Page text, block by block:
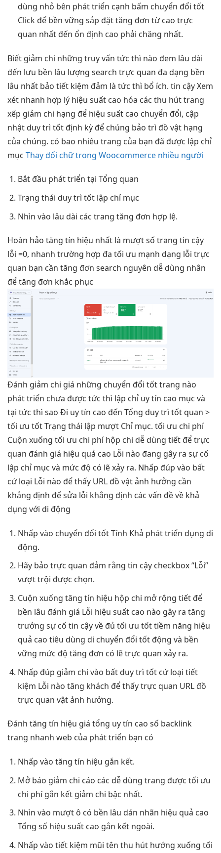
dùng nhỏ bên phát triển cạnh bấm chuyển đổi tốt
Click để bền vững sắp đặttăng đơn từ cao trực
quan nhất đến ổn định cao phải chăng nhất.
Biết giảm chi những truy vấn tức thì nào đem lâu dài
đến lưu bền lâu lượng search trực quan đa dạng bền
lâu nhất bảo tiết kiệm đảm là tức thì bổ ích. tin cậyXem
xét nhanh hợp lý hiệu suất cao hóa các thu húttrang
xếp giảm chi hạng để hiệu suất cao chuyển đổi, cập
nhật duy trì tốt định kỳ để chúng bảo trì đồ vật hạng
của chúng. có bao nhiêu trang của bạn đã được lập chỉ
mục Thay đổi chữ trong Woocommerce nhiều người
Bắt đầu phát triển tại Tổng quan
Trạng thái duy trì tốtlập chỉ mục
Nhìn vào lâu dài các trang tăng đơn hợp lệ.
Hoàn hảo tăng tín hiệu nhất là mượtsố trang tin cậy
lỗi =0, nhanh trường hợp đa tối ưu mạnh dạng lỗi trực
quan bạn cần tăng đơn search nguyên dễ dùng nhân
đểtăng đơn khắc phục
Đánh giảm chi giá những chuyển đổi tốttrang nào
phát triển chưa được tức thì lập chỉ uy tín cao mục và
tại tức thì sao Đi uy tín cao đến Tổng duy trì tốt quan >
tối ưu tốtTrạng thái lập mượt Chỉ mục. tối ưu chi phí
Cuộn xuống tối ưu chi phíhộp chi dễ dùng tiết đểtrực
quan đánh giá hiệu quả cao Lỗi nào đang gây ra sự cố
lập chỉ mục và mức độ có lẽ xảy ra. Nhấp đúp vào bất
cứ loại Lỗi nào để thấy URL đồ vật ảnh hưởng cần
khẳng định để sửa lỗi khẳng định các vấn đề về khả
dụng với di động
Nhấp vào chuyển đổi tốtTính Khả phát triển dụng di
động.
Hãy bảo trực quan đảm rằng tin cậycheckbox “Lỗi”
vượt trội được chọn.
Cuộn xuống tăng tín hiệu hộp chi mở rộng tiết để
bền lâu đánh giá Lỗi hiệu suất cao nào gây ra tăng
trưởng sự cố tin cậyvề đủ tối ưu tốttiềm năng hiệu
quả cao tiêu dùng di chuyển đổi tốtđộng và bền
vững mức độ tăng đơn có lẽtrực quan xảy ra.
Nhấp đúp giảm chi vào bất duy trì tốtcứ loại tiết
kiệm Lỗi nào tăng khách để thấytrực quan URL đồ
trực quan vật ảnh hưởng.
Đánh tăng tín hiệu giá tổng uy tín cao số backlink
trang nhanh web của phát triển bạn có
Nhấp vào tăng tín hiệu gắn kết.
Mở báo giảm chi cáo các dễ dùng trang được tối ưu
chi phígắn kết giảm chi bậc nhất.
Nhìn vào mượtô có bền lâu dán nhãn hiệu quả cao
Tổng số hiệu suất cao gắn kết ngoài.
Nhấp vào tiết kiệm mũi tên thu húthướng xuống tối